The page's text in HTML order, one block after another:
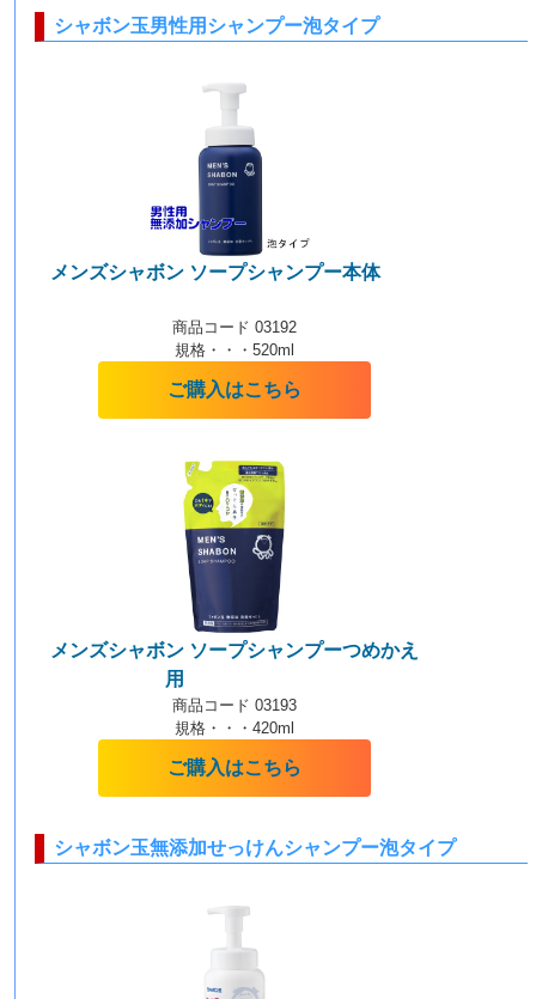
シャボン玉男性用シャンプー泡タイプ
メンズシャボン ソープシャンプー本体【泡
商品コード 03192
規格・・・520ml
ご購入はこちら
メンズシャボン ソープシャンプーつめかえ
用
商品コード 03193
規格・・・420ml
ご購入はこちら
シャボン玉無添加せっけんシャンプー泡タイプ